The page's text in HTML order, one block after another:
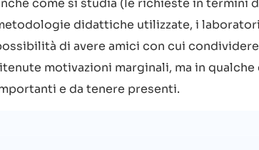
come si studia (le richieste in termini
didattiche utilizzate, i
di avere amici con cui
motivazioni marginali, ma in
e da tenere presenti.